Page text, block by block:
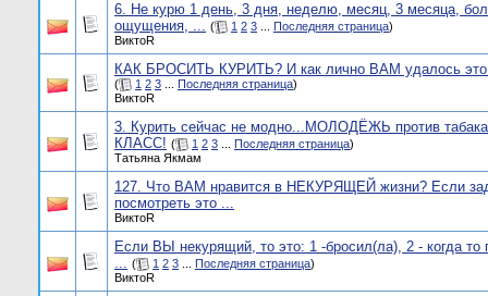
6. Не курю 1 день, 3 дня, неделю, месяц, 3 месяца,
ощущения, ... ( 1 2 3 Последняя страница)
ВиктоR
КАК БРОСИТЬ КУРИТЬ? И как лично ВАМ удалось это
( 1 2 3 Последняя страница)
ВиктоR
3. Курить сейчас не модно...МОЛОДЁЖЬ против
КЛАСС! ( 1 2 3 Последняя страница)
Татьяна Якмам
127. Что ВАМ нравится в НЕКУРЯЩЕЙ жизни? Если
посмотреть это ...
ВиктоR
Если ВЫ некурящий, то это: 1 -бросил(ла), 2 - когда то
... ( 1 2 3 Последняя страница)
ВиктоR